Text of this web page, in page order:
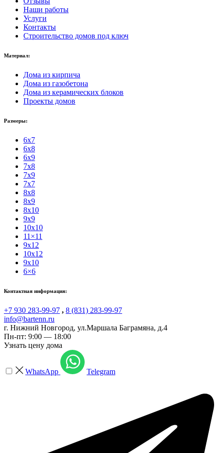
Наши работы
Услуги
Контакты
Строительство домов под ключ
Материал:
Дома из кирпича
Дома из газобетона
Дома из керамических блоков
Проекты домов
Размеры:
6x7
6x8
6x9
7x8
7x9
7x7
8x8
8x9
8x10
9x9
10x10
11×11
9x12
10x12
9x10
6×6
Контактная информация:
+7 930 283-99-97 , 8 (831) 283-99-97
info@bartenn.ru
г. Нижний Новгород, ул.Маршала Баграмяна, д.4
Пн-пт: 9:00 — 18:00
Узнать цену дома
WhatsApp Telegram